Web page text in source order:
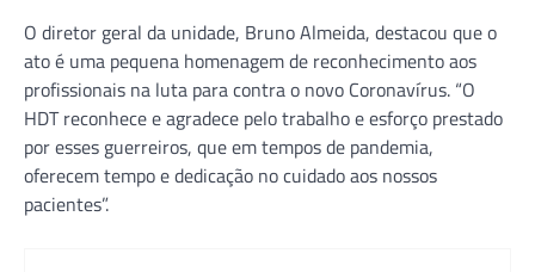
O diretor geral da unidade, Bruno Almeida, destacou que o
ato é uma pequena homenagem de reconhecimento aos
profissionais na luta para contra o novo Coronavírus. “O
HDT reconhece e agradece pelo trabalho e esforço prestado
por esses guerreiros, que em tempos de pandemia,
oferecem tempo e dedicação no cuidado aos nossos
pacientes”.